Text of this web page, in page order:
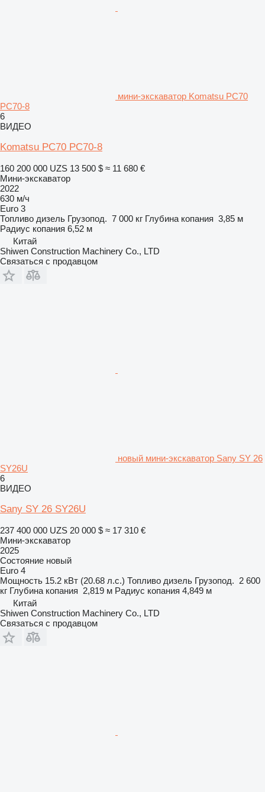
мини-экскаватор Komatsu PC70
PC70-8
6
ВИДЕО
Komatsu PC70 PC70-8
160 200 000 UZS 13 500 $ ≈ 11 680 €
Мини-экскаватор
2022
630 м/ч
Euro 3
Топливо дизель Грузопод. 7 000 кг Глубина копания 3,85 м
Радиус копания 6,52 м
Китай
Shiwen Construction Machinery Co., LTD
Связаться с продавцом
новый мини-экскаватор Sany SY 26
SY26U
6
ВИДЕО
Sany SY 26 SY26U
237 400 000 UZS 20 000 $ ≈ 17 310 €
Мини-экскаватор
2025
Состояние новый
Euro 4
Мощность 15.2 кВт (20.68 л.с.) Топливо дизель Грузопод. 2 600
кг Глубина копания 2,819 м Радиус копания 4,849 м
Китай
Shiwen Construction Machinery Co., LTD
Связаться с продавцом